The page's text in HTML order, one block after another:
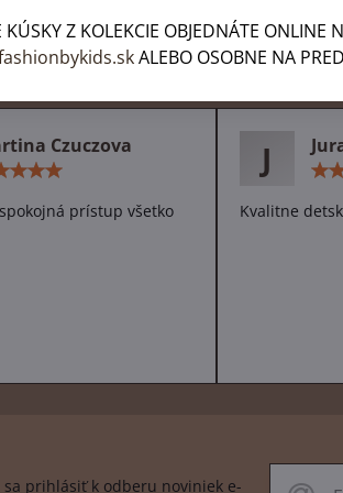
zákazníkov
Czuczova
/
5
prístup všetko
J
Kvalitne
sa prihlásiť k odberu noviniek e-
KÚSKY Z KOLEKCIE OBJEDNÁTE ONLINE
ALEBO OSOBNE NA